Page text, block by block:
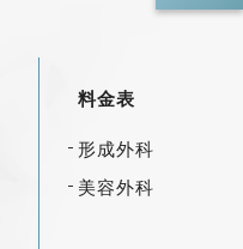
料金表
形成外科
美容外科